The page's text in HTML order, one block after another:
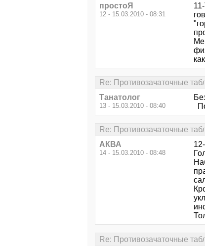
простоЯ
12 - 15.03.2010 - 08:31
Re: Противозачаточные
Танатолог
13 - 15.03.2010 - 08:40
Re: Противозачаточные
АКВА
14 - 15.03.2010 - 08:48
Re: Противозачаточные